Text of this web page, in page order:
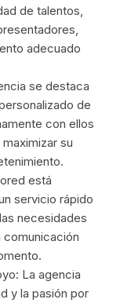
de talentos,
adecuado
se destaca
de
con ellos
su
está
servicio rápido
necesidades
comunicación
La agencia
y la pasión por